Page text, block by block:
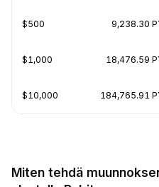
$500 9,238.30
$1,000 18,476.59
$10,000 184,765.91
Miten tehdä